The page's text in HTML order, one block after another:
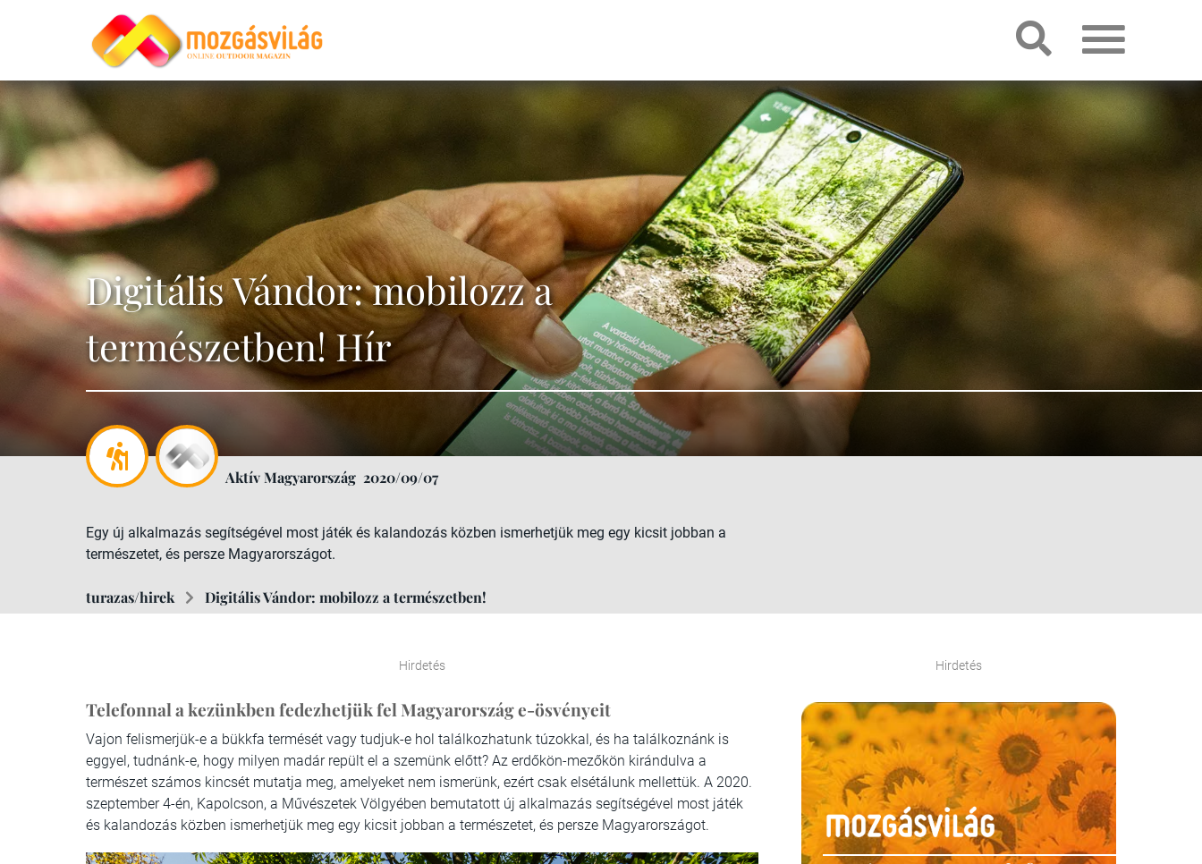
Digitális Vándor: mobilozz a
természetben! Hír
Aktív Magyarország 2020/09/07
Egy új alkalmazás segítségével most játék és kalandozás közben ismerhetjük meg egy kicsit jobban a
természetet, és persze Magyarországot.
turazas/hirek Digitális Vándor: mobilozz a természetben!
Hirdetés
Telefonnal a kezünkben fedezhetjük fel Magyarország e-ösvényeit
Vajon felismerjük-e a bükkfa termését vagy tudjuk-e hol találkozhatunk túzokkal, és ha találkoznánk is
eggyel, tudnánk-e, hogy milyen madár repült el a szemünk előtt? Az erdőkön-mezőkön kirándulva a
természet számos kincsét mutatja meg, amelyeket nem ismerünk, ezért csak elsétálunk mellettük. A 2020.
szeptember 4-én, Kapolcson, a Művészetek Völgyében bemutatott új alkalmazás segítségével most játék
és kalandozás közben ismerhetjük meg egy kicsit jobban a természetet, és persze Magyarországot.
Hirdetés